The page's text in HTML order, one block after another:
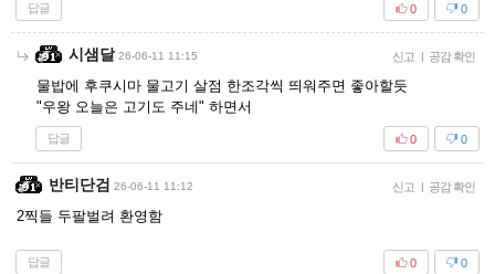
답글 0
0
시샘달 26-06-11 11:15 신고 | 공감 확인
물밥에 후쿠시마 물고기 살점 한조각씩 띄워주면 좋아할듯
"우왕 오늘은 고기도 주네" 하면서
답글 0
0
반티단검 26-06-11 11:12 신고 | 공감 확인
2찍들 두팔벌려 환영함
답글 0
0